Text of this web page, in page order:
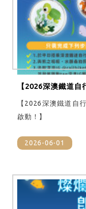
【2026深澳鐵道
境》啟動！】
【2026深澳鐵道自
啟動！】
2026-06-01